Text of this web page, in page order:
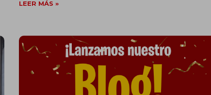
LEER MÁS »